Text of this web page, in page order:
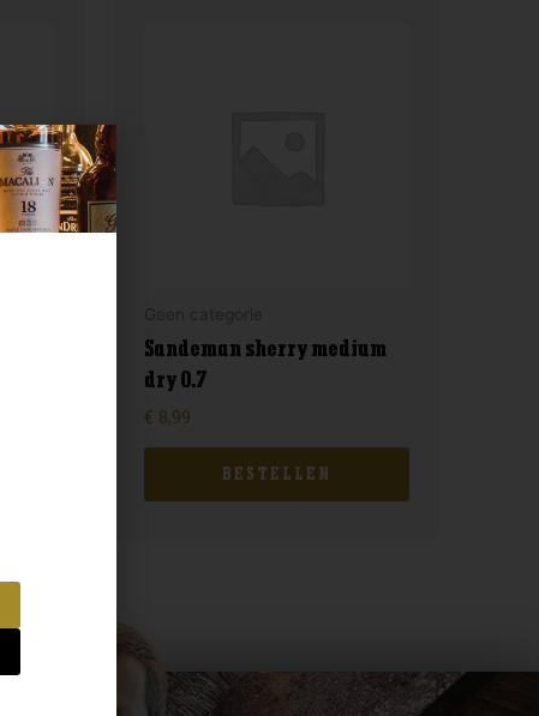
Sandeman sherry medium
dry 0.7
€ 8,99
BESTELLEN